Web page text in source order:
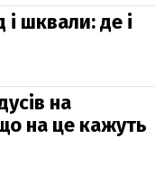
і шквали: де і
на
на це кажуть